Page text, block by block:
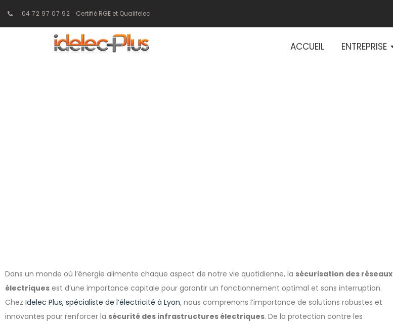
04 72 97 07 92 Certifié RGE et Qualifelec
ACCUEIL ENTREPRISE
Dans un monde où l’énergie alimente chaque aspect de notre vie quotidienne, la sécurisation des réseaux
électriques est d’une importance capitale pour garantir un fonctionnement optimal et sans interruption.
Chez Idelec Plus, spécialiste de l’électricité à Lyon, nous comprenons l’importance de solutions robustes et
innovantes pour renforcer la sécurité des infrastructures électriques. De la protection contre les